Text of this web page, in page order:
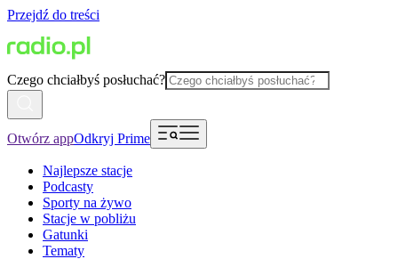
Przejdź do treści
Czego chciałbyś posłuchać?
Otwórz appOdkryj Prime
Najlepsze stacje
Podcasty
Sporty na żywo
Stacje w pobliżu
Gatunki
Tematy